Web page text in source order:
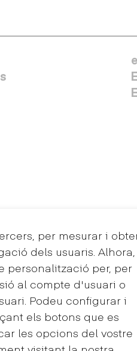
per mesurar i
dels usuaris. Alhora,
personalització per, per
al compte d'usuari o
Podeu configurar i
els botons que es
les opcions del vostre